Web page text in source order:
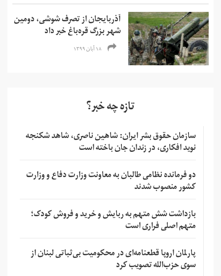
آذربایجان از تصرف شوشی، دومین
شهر بزرگ قره‌باغ خبر داد
۱۸ آبان ۱۳۹۹
تازه چه خبر؟
سازمان حقوق بشر ایران: شاهین ناصری، شاهد شکنجه
نوید افکاری، در زندان جان باخته است
دو فرمانده نظامی طالبان به معاونت وزارت دفاع و وزارت
کشور منصوب شدند
بازداشت شش متهم به ربایش و خرید و فروش کودک؛
متهم اصلی فراری است
پارلمان اروپا قطعنامه‌ای در محکومیت بی‌ثباتی لبنان از
سوی حزب‌الله تصویب کرد